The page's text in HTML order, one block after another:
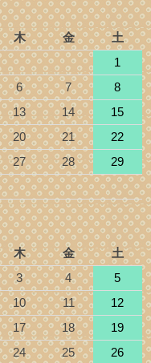
木 金
土
1
6 7
8
13 14
15
20 21
22
27 28
29
木 金
土
3 4
5
10 11
12
17 18
19
24 25
26